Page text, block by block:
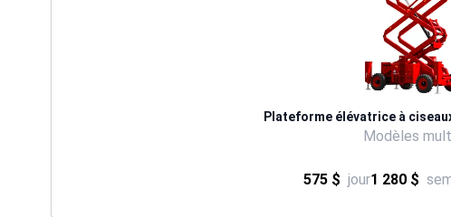
Plateforme élévatrice à
Modèles
575 $ jour1 280 $